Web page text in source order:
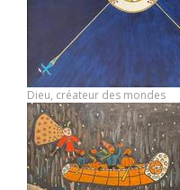
Dieu, créateur des mondes